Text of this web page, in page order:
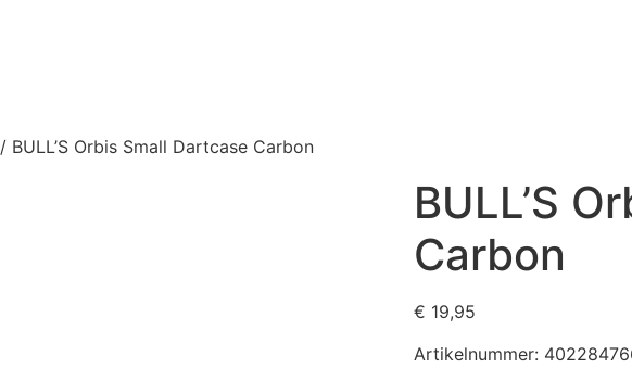
/ BULL’S Orbis Small Dartcase Carbon
BULL’S
Carbon
€ 19,95
Artikelnummer: